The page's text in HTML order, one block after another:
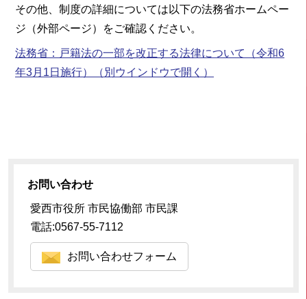
その他、制度の詳細については以下の法務省ホームペー
ジ（外部ページ）をご確認ください。
法務省：戸籍法の一部を改正する法律について（令和6
年3月1日施行）
（別ウインドウで開く）
お問い合わせ
愛西市役所 市民協働部 市民課
電話:0567-55-7112
お問い合わせフォーム